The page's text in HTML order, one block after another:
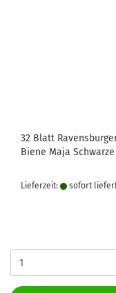
32 Blatt
Biene Maja
Lieferzeit: sofort